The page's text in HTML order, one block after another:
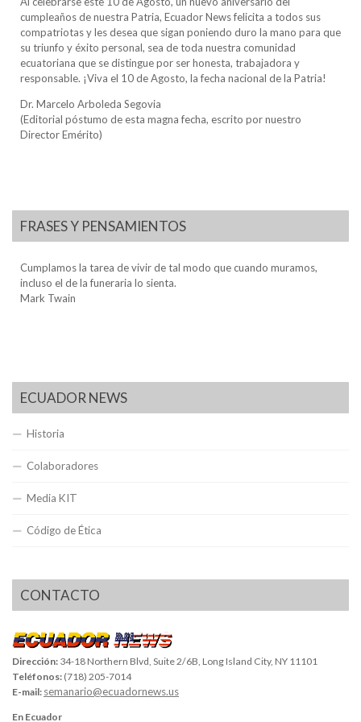
cumpleaños de nuestra Patria, Ecuador News felicita a todos sus
compatriotas y les desea que sigan poniendo duro la mano para que
su triunfo y éxito personal, sea de toda nuestra comunidad
ecuatoriana que se distingue por ser honesta, trabajadora y
responsable. ¡Viva el 10 de Agosto, la fecha nacional de la Patria!
Dr. Marcelo Arboleda Segovia
(Editorial póstumo de esta magna fecha, escrito por nuestro
Director Emérito)
FRASES Y PENSAMIENTOS
Cumplamos la tarea de vivir de tal modo que cuando muramos,
incluso el de la funeraria lo sienta.
Mark Twain
ECUADOR NEWS
Historia
Colaboradores
Media KIT
Código de Ética
CONTACTO
Dirección: 34-18 Northern Blvd, Suite 2/6B, Long Island City, NY 11101
Teléfonos: (718) 205-7014
E-mail: semanario@ecuadornews.us
En Ecuador